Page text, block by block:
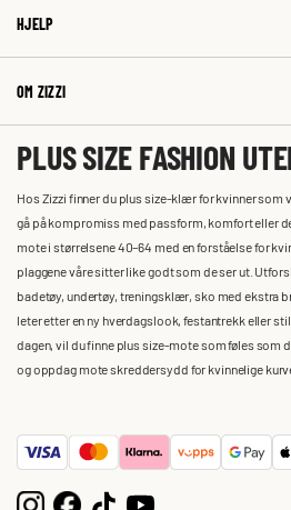
HJELP
OM ZIZZI
PLUS SIZE FASHION
Hos Zizzi finner du plus size-klær for kvinner som
gå på kompromiss med passform, komfort eller
mote i størrelsene 40–64 med en forståelse for
plaggene våre sitter like godt som de ser ut.
badetøy, undertøy, treningsklær, sko med ekstra
leter etter en ny hverdagslook, festantrekk eller
dagen, vil du finne plus size-mote som føles som
og oppdag mote skreddersydd for kvinnelige